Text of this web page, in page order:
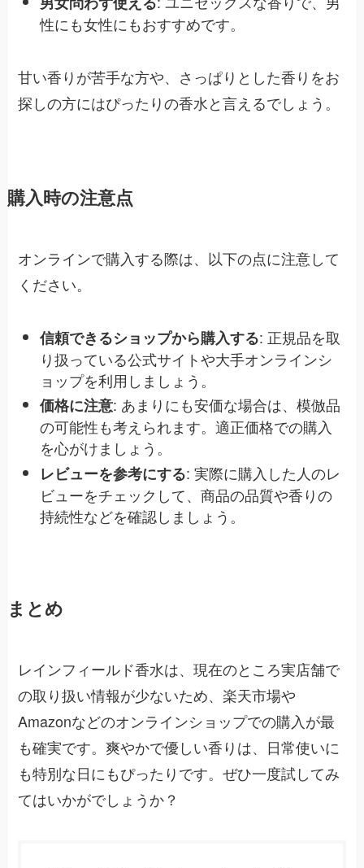
性にも女性にもおすすめです。
甘い香りが苦手な方や、さっぱりとした香りをお
探しの方にはぴったりの香水と言えるでしょう。
購入時の注意点
オンラインで購入する際は、以下の点に注意して
ください。
信頼できるショップから購入する: 正規品を取
り扱っている公式サイトや大手オンラインシ
ョップを利用しましょう。
価格に注意: あまりにも安価な場合は、模倣品
の可能性も考えられます。適正価格での購入
を心がけましょう。
レビューを参考にする: 実際に購入した人のレ
ビューをチェックして、商品の品質や香りの
持続性などを確認しましょう。
まとめ
レインフィールド香水は、現在のところ実店舗で
の取り扱い情報が少ないため、楽天市場や
Amazonなどのオンラインショップでの購入が最
も確実です。爽やかで優しい香りは、日常使いに
も特別な日にもぴったりです。ぜひ一度試してみ
てはいかがでしょうか？